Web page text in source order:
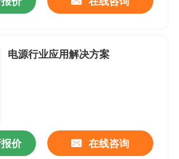
电源行业应用解决方案
价 在线咨询